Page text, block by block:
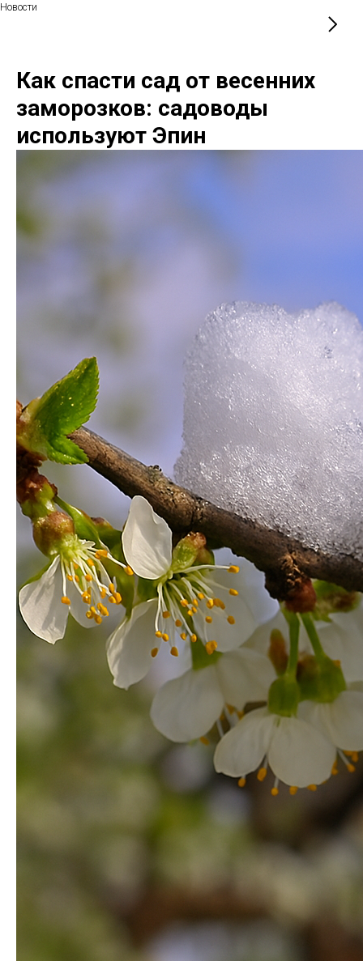
Новости
Как спасти сад от весенних
заморозков: садоводы
используют Эпин